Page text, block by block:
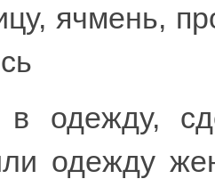
ячмень,
в одежду,
одежду